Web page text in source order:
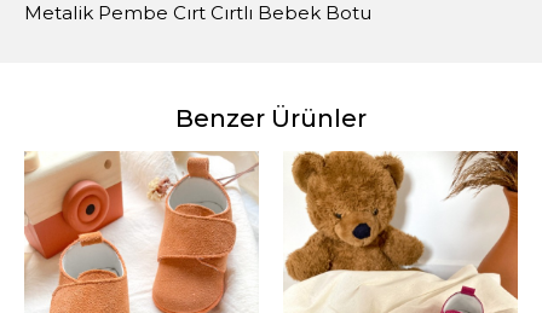
Metalik Pembe Cırt Cırtlı Bebek Botu
Benzer Ürünler